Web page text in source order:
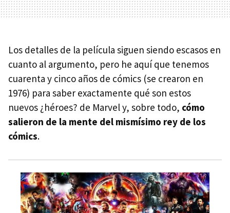
Los detalles de la película siguen siendo escasos en
cuanto al argumento, pero he aquí que tenemos
cuarenta y cinco años de cómics (se crearon en
1976) para saber exactamente qué son estos
nuevos ¿héroes? de Marvel y, sobre todo, cómo
salieron de la mente del mismísimo rey de los
cómics.